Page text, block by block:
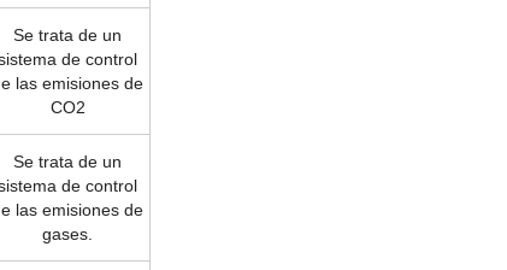
Se trata de un
de control
las emisiones de
CO2
Se trata de un
de control
las emisiones de
gases.